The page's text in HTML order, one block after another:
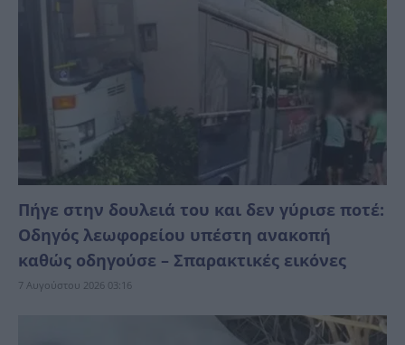
Πήγε στην δουλειά του και δεν γύρισε ποτέ:
Οδηγός λεωφορείου υπέστη ανακοπή
καθώς οδηγούσε – Σπαρακτικές εικόνες
7 Αυγούστου 2026 03:16